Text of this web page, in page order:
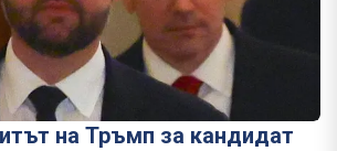
на Тръмп за кандидат